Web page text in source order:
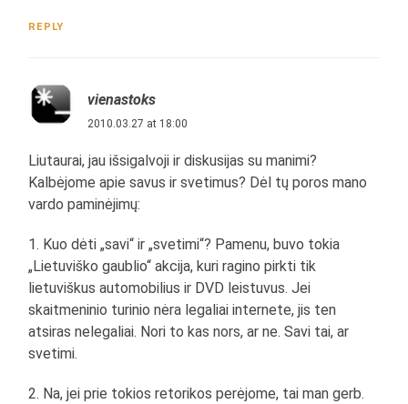
REPLY
vienastoks
2010.03.27 at 18:00
Liutaurai, jau išsigalvoji ir diskusijas su manimi?
Kalbėjome apie savus ir svetimus? Dėl tų poros mano
vardo paminėjimų:
1. Kuo dėti „savi“ ir „svetimi“? Pamenu, buvo tokia
„Lietuviško gaublio“ akcija, kuri ragino pirkti tik
lietuviškus automobilius ir DVD leistuvus. Jei
skaitmeninio turinio nėra legaliai internete, jis ten
atsiras nelegaliai. Nori to kas nors, ar ne. Savi tai, ar
svetimi.
2. Na, jei prie tokios retorikos perėjome, tai man gerb.